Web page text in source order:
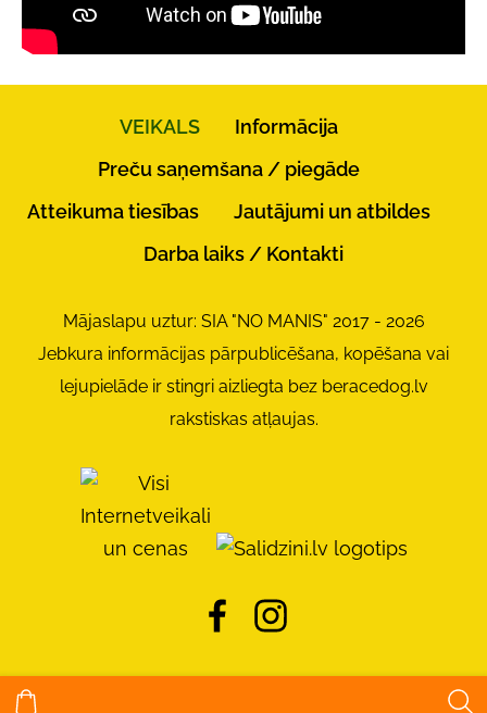
VEIKALS
Informācija
Preču saņemšana / piegāde
Atteikuma tiesības
Jautājumi un atbildes
Darba laiks / Kontakti
Mājaslapu uztur: SIA "NO MANIS" 2017 - 2026
Jebkura informācijas pārpublicēšana, kopēšana vai
lejupielāde ir stingri aizliegta bez beracedog.lv
rakstiskas atļaujas.